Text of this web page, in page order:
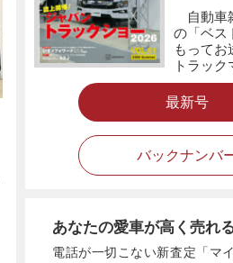
自動車
の「ベス
もって
トラッ
最新号
バックナンバ
あなたの愛車が高く売れ
電話が一切こない新査定「マ